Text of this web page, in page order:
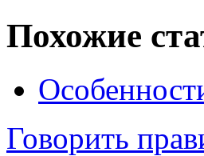
Похожие
Говорить